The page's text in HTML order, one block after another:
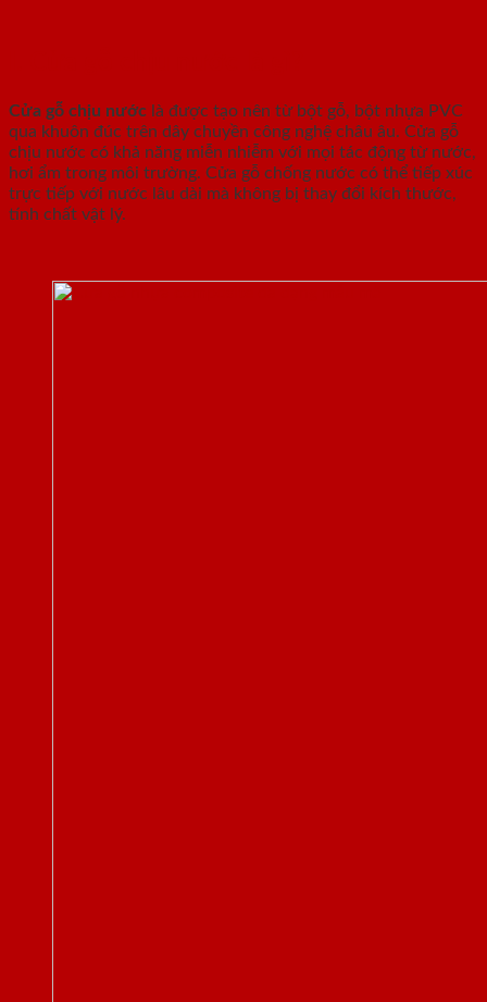
Cửa gỗ chịu nước là được tạo nên từ bột gỗ, bột nhựa PVC
qua khuôn đúc trên dây chuyền công nghệ châu âu. Cửa gỗ
chịu nước có khả năng miễn nhiễm với mọi tác động từ nước,
hơi ẩm trong môi trường. Cửa gỗ chống nước có thể tiếp xúc
trực tiếp với nước lâu dài mà không bị thay đổi kích thước,
tính chất vật lý.